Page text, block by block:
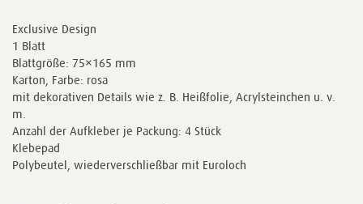
Exclusive Design
1 Blatt
Blattgröße: 75×165 mm
Karton, Farbe: rosa
mit dekorativen Details wie z. B. Heißfolie, Acrylsteinchen u. v.
m.
Anzahl der Aufkleber je Packung: 4 Stück
Klebepad
Polybeutel, wiederverschließbar mit Euroloch